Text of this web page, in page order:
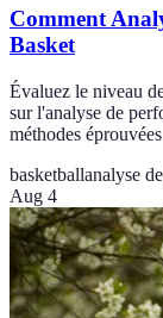
Comment
Basket
Évaluez le niveau
sur l'analyse de
méthodes
basketballanalyse
Aug 4